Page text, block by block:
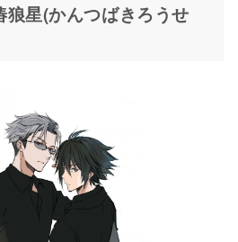
星(かんつばきろうせ